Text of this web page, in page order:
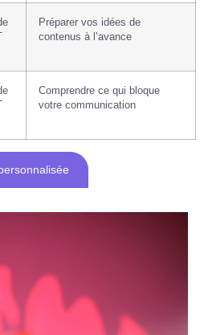
Préparer vos idées de
contenus à l’avance
Comprendre ce qui bloque
votre communication